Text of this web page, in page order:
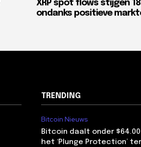
XRP spot flows stijgen
ondanks positieve
TRENDING
Bitcoin Nieuws
Bitcoin daalt onder
het ‘Plunge Protection’